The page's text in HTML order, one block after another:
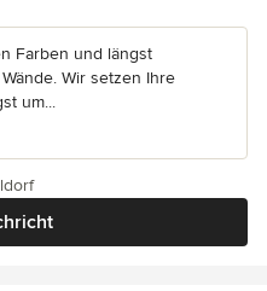
Farben und längst
Wir setzen Ihre
um...